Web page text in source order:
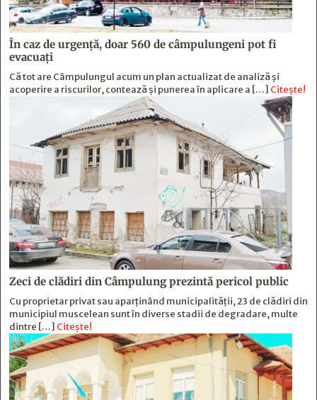
În caz de urgență, doar 560 de câmpulungeni pot fi
evacuați
Că tot are Câmpulungul acum un plan actualizat de analiză și
acoperire a riscurilor, contează și punerea în aplicare a […] Citește!
Zeci de clădiri din Câmpulung prezintă pericol public
Cu proprietar privat sau aparținând municipalității, 23 de clădiri din
municipiul muscelean sunt în diverse stadii de degradare, multe
dintre […] Citește!